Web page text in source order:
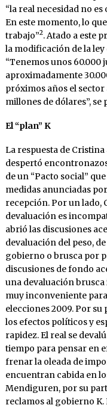
“la real necesidad no
En este momento, lo
trabajo”2. Atado a este
la modificación de la ley
“Tenemos unos 60.000
aproximadamente
próximos años el
millones de dólares”,
El “plan” K
La respuesta de
despertó
de un “Pacto social”
medidas anunciadas
recepción. Por un lado,
devaluación es
abrió las discusiones
devaluación del peso,
gobierno o brusca por
discusiones de fondo
una devaluación
muy inconveniente
elecciones 2009. Por
los efectos políticos y
rapidez. El real se
tiempo para pensar en
frenar la oleada de
encuentran cabida en
Mendiguren, por su
reclamos al gobierno K.